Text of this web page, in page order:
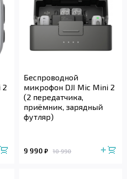
2
Беспроводной
микрофон DJI Mic Mini 2
(2 передатчика,
приёмник, зарядный
футляр)
9 990 ₽ 10 990